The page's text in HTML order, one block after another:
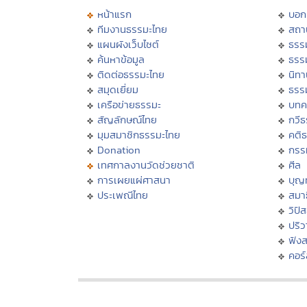
หน้าแรก
ทีมงานธรรมะไทย
แผนผังเว็บไซต์
ค้นหาข้อมูล
ติดต่อธรรมะไทย
สมุดเยี่ยม
เครือข่ายธรรมะ
สัญลักษณ์ไทย
มุมสมาชิกธรรมะไทย
Donation
เทศกาลงานวัดช่วยชาติ
การเผยแผ่ศาสนา
ประเพณีไทย
บอ
สถ
ธร
ธร
นิท
ธร
บท
กวี
คติ
กร
ศีล
บุญ
สม
วิปั
ปริ
ฟัง
คอ